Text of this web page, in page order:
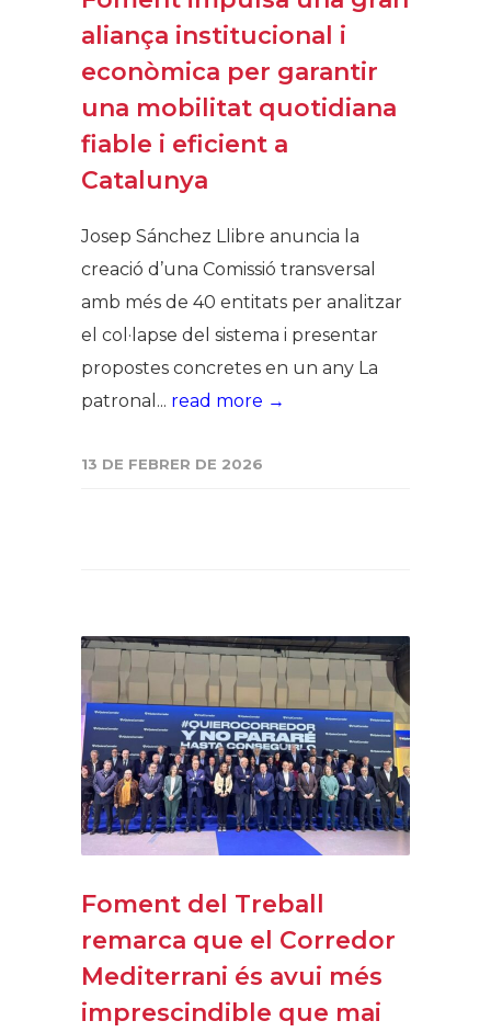
aliança institucional i
econòmica per garantir
una mobilitat quotidiana
fiable i eficient a
Catalunya
Josep Sánchez Llibre anuncia la
creació d’una Comissió transversal
amb més de 40 entitats per analitzar
el col·lapse del sistema i presentar
propostes concretes en un any La
patronal... read more →
13 DE FEBRER DE 2026
Foment del Treball
remarca que el Corredor
Mediterrani és avui més
imprescindible que mai